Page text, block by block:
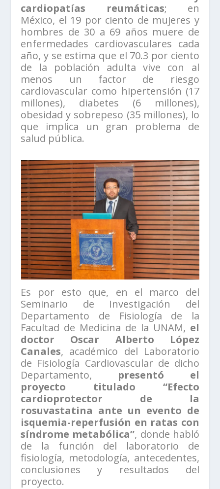
cardiopatías reumáticas; en
México, el 19 por ciento de mujeres y
hombres de 30 a 69 años muere de
enfermedades cardiovasculares cada
año, y se estima que el 70.3 por ciento
de la población adulta vive con al
menos un factor de riesgo
cardiovascular como hipertensión (17
millones), diabetes (6 millones),
obesidad y sobrepeso (35 millones), lo
que implica un gran problema de
salud pública.
Es por esto que, en el marco del
Seminario de Investigación del
Departamento de Fisiología de la
Facultad de Medicina de la UNAM, el
doctor Oscar Alberto López
Canales, académico del Laboratorio
de Fisiología Cardiovascular de dicho
Departamento, presentó el
proyecto titulado “Efecto
cardioprotector de la
rosuvastatina ante un evento de
isquemia-reperfusión en ratas con
síndrome metabólica”, donde habló
de la función del laboratorio de
fisiología, metodología, antecedentes,
conclusiones y resultados del
proyecto.